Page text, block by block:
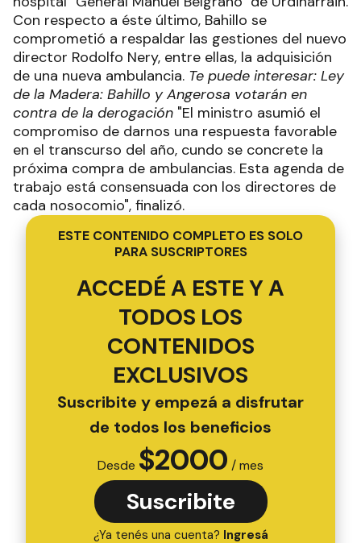
Con respecto a éste último, Bahillo se
comprometió a respaldar las gestiones del nuevo
director Rodolfo Nery, entre ellas, la adquisición
de una nueva ambulancia. Te puede interesar: Ley
de la Madera: Bahillo y Angerosa votarán en
contra de la derogación "El ministro asumió el
compromiso de darnos una respuesta favorable
en el transcurso del año, cundo se concrete la
próxima compra de ambulancias. Esta agenda de
trabajo está consensuada con los directores de
cada nosocomio", finalizó.
ESTE CONTENIDO COMPLETO ES SOLO
PARA SUSCRIPTORES
ACCEDÉ A ESTE Y A
TODOS LOS
CONTENIDOS
EXCLUSIVOS
Suscribite y empezá a disfrutar
de todos los beneficios
Desde $2000 / mes
Suscribite
¿Ya tenés una cuenta? Ingresá